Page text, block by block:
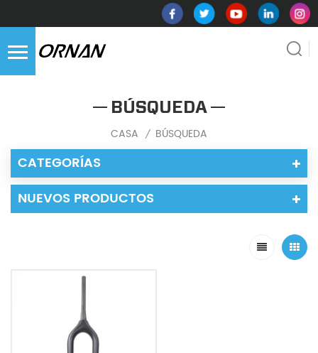
BÚSQUEDA
CASA / BÚSQUEDA
CATEGORÍAS
NUEVOS PRODUCTOS